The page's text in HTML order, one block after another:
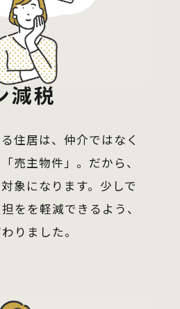
減税
住居は、仲介ではなく
売主物件」。だから、
象になります。少しで
をを軽減できるよう、
りました。